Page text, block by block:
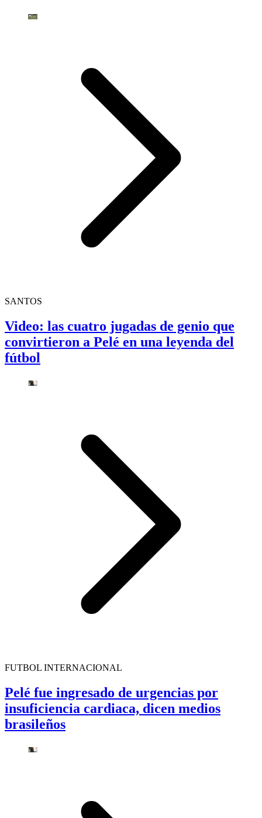
SANTOS
Video: las cuatro jugadas de genio que
convirtieron a Pelé en una leyenda del
fútbol
FUTBOL INTERNACIONAL
Pelé fue ingresado de urgencias por
insuficiencia cardiaca, dicen medios
brasileños